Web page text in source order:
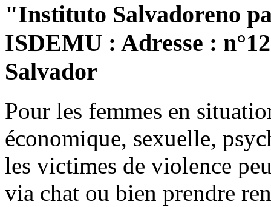
"Instituto Salvadoreno
ISDEMU : Adresse :
Salvador
Pour les femmes en
économique, sexuelle,
les victimes de violence
via chat ou bien prendre